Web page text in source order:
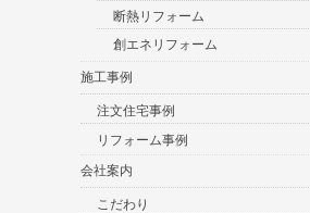
断熱リフォーム
創エネリフォーム
施工事例
注文住宅事例
リフォーム事例
会社案内
こだわり